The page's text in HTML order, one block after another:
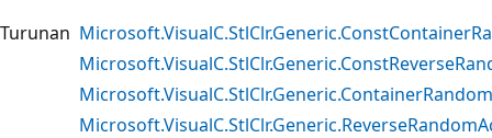
Turunan